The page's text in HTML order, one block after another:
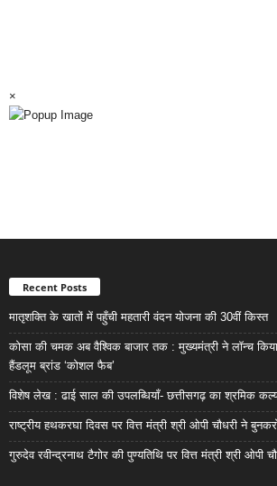
×
Recent Posts
मातृशक्ति के खातों में पहुँची महतारी वंदन योजना की 30वीं किस्त
कोसा की चमक अब वैश्विक बाजार तक : मुख्यमंत्री ने लॉन्च किया
हैंडलूम ब्रांड ‘कोशल फैब’
विशेष लेख : ढाई साल की उपलब्धियाँ- छत्तीसगढ़ का श्रमिक
राष्ट्रीय हथकरघा दिवस पर वित्त मंत्री श्री ओपी चौधरी ने
गुरुदेव रवीन्द्रनाथ टैगोर की पुण्यतिथि पर वित्त मंत्री श्री ओपी